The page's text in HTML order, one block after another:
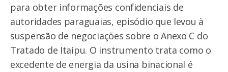
para obter informações confidenciais de
autoridades paraguaias, episódio que levou à
suspensão de negociações sobre o Anexo C do
Tratado de Itaipu. O instrumento trata como o
excedente de energia da usina binacional é